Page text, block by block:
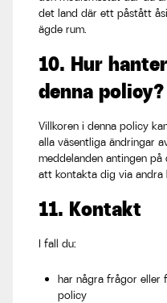
det land där ett påstått
ägde rum.
10. Hur
denna policy?
Villkoren i denna policy
alla väsentliga ändringar
meddelanden antingen
att kontakta dig via andra
11. Kontakt
I fall du:
har några frågor eller
policy